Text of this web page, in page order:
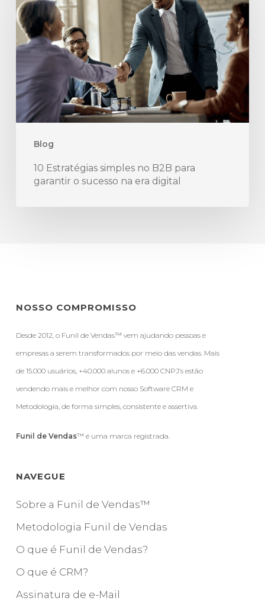
Blog
simples
no
B2B
garantir
o
sucesso
digital10 Estratégias simples no B2B para
garantir o sucesso na era digital
NOSSO COMPROMISSO
Desde 2012, o Funil de Vendas™ vem ajudando pessoas e
empresas a serem transformados por meio das vendas. Mais
de 15.000 usuários, +40.000 alunos e +6.000 CNPJ’s estão
vendendo mais e melhor com nosso Software CRM e
Metodologia, de forma simples, consistente e assertiva.
Funil de Vendas™ é uma marca registrada.
NAVEGUE
Sobre a Funil de Vendas™
Metodologia Funil de Vendas
O que é Funil de Vendas?
O que é CRM?
Assinatura de e-Mail